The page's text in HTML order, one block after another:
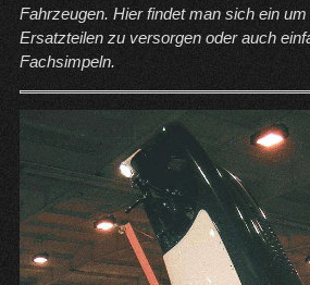
Fahrzeugen. Hier findet man sich ein
Ersatzteilen zu versorgen oder auch
Fachsimpeln.